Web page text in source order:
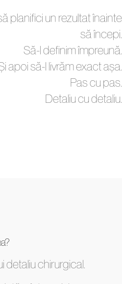
planifici un rezultat înainte
să începi.
Să-l definim împreună.
apoi să-l livrăm exact așa.
Pas cu pas.
Detaliu cu detaliu.
detaliu chirurgical.